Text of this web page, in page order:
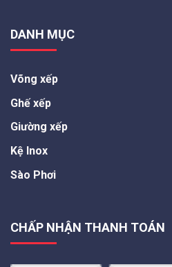
DANH MỤC
Võng xếp
Ghế xếp
Giường xếp
Kệ Inox
Sào Phơi
CHẤP NHẬN THANH TOÁN